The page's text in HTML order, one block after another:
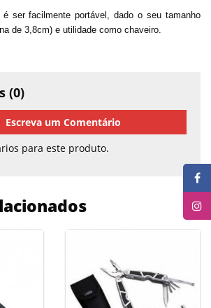
ser facilmente portável, dado o seu tamanho
de 3,8cm) e utilidade como chaveiro.
(0)
Escreva um Comentário
para este produto.